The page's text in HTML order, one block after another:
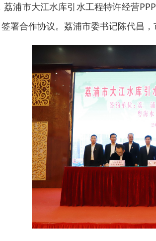
荔浦市大江水库引水工程特许经营
署合作协议。荔浦市委书记陈代昌